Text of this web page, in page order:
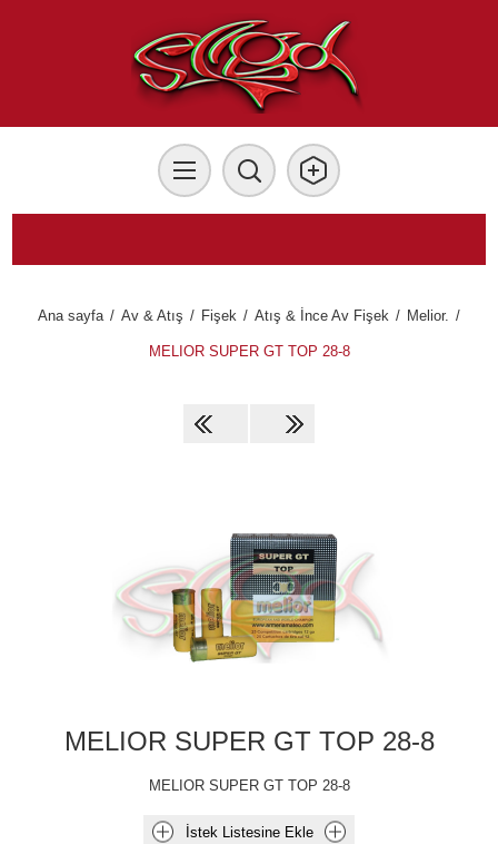
Ana sayfa / Av & Atış / Fişek / Atış & İnce Av Fişek / Melior. /
MELIOR SUPER GT TOP 28-8
MELIOR SUPER GT TOP 28-8
MELIOR SUPER GT TOP 28-8
İstek Listesine Ekle